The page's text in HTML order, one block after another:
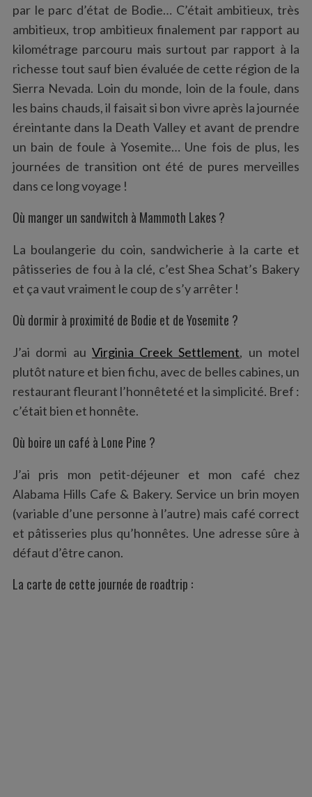
par le parc d’état de Bodie… C’était ambitieux, très
ambitieux, trop ambitieux finalement par rapport au
kilométrage parcouru mais surtout par rapport à la
richesse tout sauf bien évaluée de cette région de la
Sierra Nevada. Loin du monde, loin de la foule, dans
les bains chauds, il faisait si bon vivre après la journée
éreintante dans la Death Valley et avant de prendre
un bain de foule à Yosemite… Une fois de plus, les
journées de transition ont été de pures merveilles
dans ce long voyage !
Où manger un sandwitch à Mammoth Lakes ?
La boulangerie du coin, sandwicherie à la carte et
pâtisseries de fou à la clé, c’est Shea Schat’s Bakery
et ça vaut vraiment le coup de s’y arrêter !
Où dormir à proximité de Bodie et de Yosemite ?
J’ai dormi au Virginia Creek Settlement, un motel
plutôt nature et bien fichu, avec de belles cabines, un
restaurant fleurant l’honnêteté et la simplicité. Bref :
c’était bien et honnête.
Où boire un café à Lone Pine ?
J’ai pris mon petit-déjeuner et mon café chez
Alabama Hills Cafe & Bakery. Service un brin moyen
(variable d’une personne à l’autre) mais café correct
et pâtisseries plus qu’honnêtes. Une adresse sûre à
défaut d’être canon.
La carte de cette journée de roadtrip :